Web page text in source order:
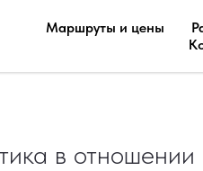
Маршруты и цены
в